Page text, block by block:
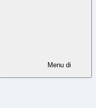
Menu di